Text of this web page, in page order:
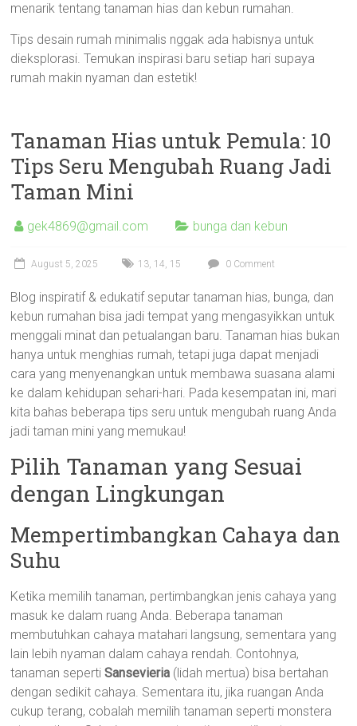
menarik tentang tanaman hias dan kebun rumahan.
Tips desain rumah minimalis nggak ada habisnya untuk
dieksplorasi. Temukan inspirasi baru setiap hari supaya
rumah makin nyaman dan estetik!
Tanaman Hias untuk Pemula: 10
Tips Seru Mengubah Ruang Jadi
Taman Mini
gek4869@gmail.com bunga dan kebun
August 5, 2025 13, 14, 15 0 Comment
Blog inspiratif & edukatif seputar tanaman hias, bunga, dan
kebun rumahan bisa jadi tempat yang mengasyikkan untuk
menggali minat dan petualangan baru. Tanaman hias bukan
hanya untuk menghias rumah, tetapi juga dapat menjadi
cara yang menyenangkan untuk membawa suasana alami
ke dalam kehidupan sehari-hari. Pada kesempatan ini, mari
kita bahas beberapa tips seru untuk mengubah ruang Anda
jadi taman mini yang memukau!
Pilih Tanaman yang Sesuai
dengan Lingkungan
Mempertimbangkan Cahaya dan
Suhu
Ketika memilih tanaman, pertimbangkan jenis cahaya yang
masuk ke dalam ruang Anda. Beberapa tanaman
membutuhkan cahaya matahari langsung, sementara yang
lain lebih nyaman dalam cahaya rendah. Contohnya,
tanaman sepertiSansevieria (lidah mertua) bisa bertahan
dengan sedikit cahaya. Sementara itu, jika ruangan Anda
cukup terang, cobalah memilih tanaman seperti monstera